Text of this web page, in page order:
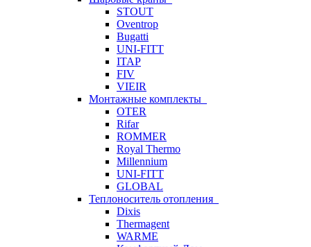
STOUT
Oventrop
Bugatti
UNI-FITT
ITAP
FIV
VIEIR
Монтажные комплекты
OTER
Rifar
ROMMER
Royal Thermo
Millennium
UNI-FITT
GLOBAL
Теплоноситель отопления
Dixis
Thermagent
WARME